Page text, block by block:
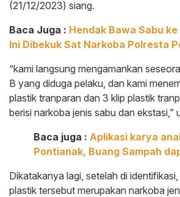
(21/12/2023) siang.
Baca Juga : Hendak Bawa Sabu
Ini Dibekuk Sat Narkoba Polresta
“kami langsung mengamankan
B yang diduga pelaku, dan kami
plastik tranparan dan 3 klip plastik
berisi narkoba jenis sabu dan ekstasi,”
Baca juga : Aplikasi karya
Pontianak, Buang Sampah
Dikatakanya lagi, setelah di
plastik tersebut merupakan narkoba